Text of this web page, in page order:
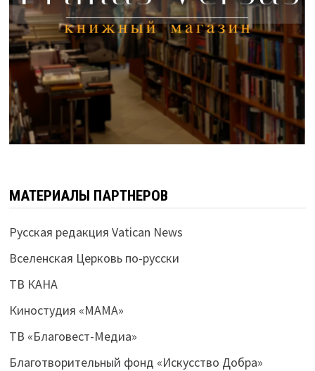
МАТЕРИАЛЫ ПАРТНЕРОВ
Русская редакция Vatican News
Вселенская Церковь по-русски
ТВ КАНА
Киностудия «МАМА»
ТВ «Благовест-Медиа»
Благотворительный фонд «Искусство Добра»